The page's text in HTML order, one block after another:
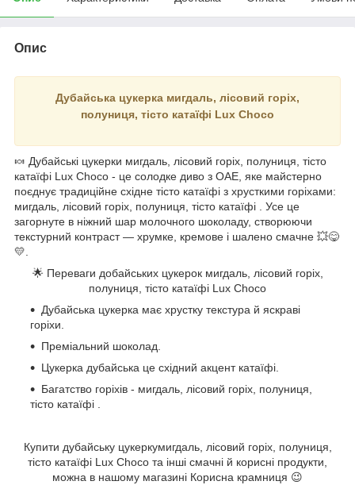
Опис
Дубайська цукерка мигдаль, лісовий горіх,
полуниця, тісто катаїфі Lux Choco
🍬 Дубайські цукерки мигдаль, лісовий горіх, полуниця, тісто
катаїфі Lux Choco - це солодке диво з ОАЕ, яке майстерно
поєднує традиційне східне тісто катаїфі з хрусткими горіхами:
мигдаль, лісовий горіх, полуниця, тісто катаїфі . Усе це
загорнуте в ніжний шар молочного шоколаду, створюючи
текстурний контраст — хрумке, кремове і шалено смачне 💥😋
💛.
🌟 Переваги добайських цукерок мигдаль, лісовий горіх,
полуниця, тісто катаїфі Lux Choco
Дубайська цукерка має хрустку текстура й яскраві
горіхи.
Преміальний шоколад.
Цукерка дубайська це східний акцент катаїфі.
Багатство горіхів - мигдаль, лісовий горіх, полуниця,
тісто катаїфі .
Купити дубайську цукеркумигдаль, лісовий горіх, полуниця,
тісто катаїфі Lux Choco та інші смачні й корисні продукти,
можна в нашому магазині Корисна крамниця 😉